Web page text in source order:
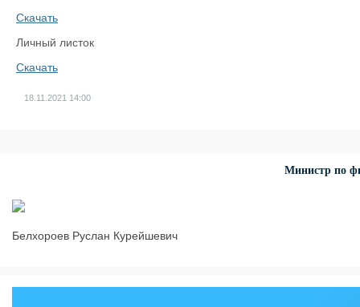
Скачать
Личный листок
Скачать
18.11.2021 14:00
Министр по
Белхороев Руслан Курейшевич